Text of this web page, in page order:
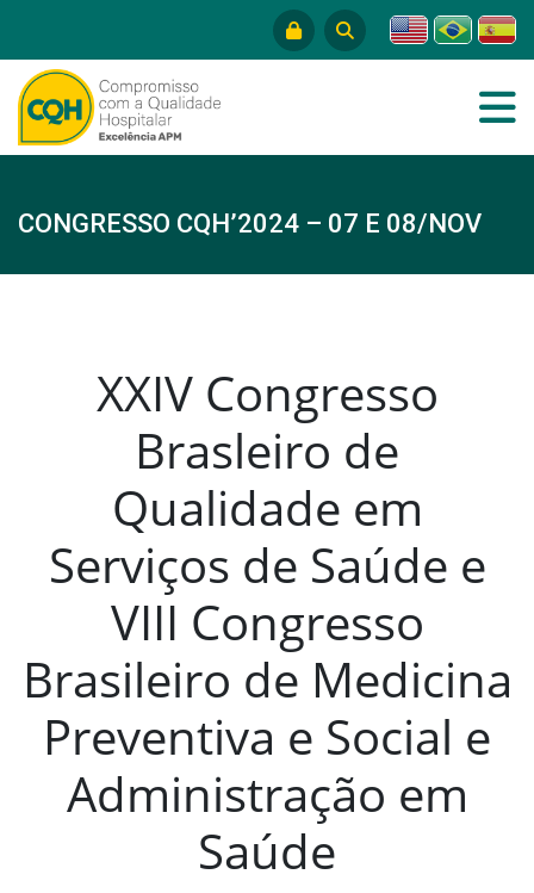
CONGRESSO CQH’2024 – 07 E 08/NOV
XXIV Congresso
Brasleiro de
Qualidade em
Serviços de Saúde e
VIII Congresso
Brasileiro de Medicina
Preventiva e Social e
Administração em
Saúde